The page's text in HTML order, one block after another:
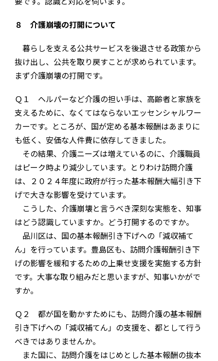
８ 介護崩壊の打開について
暮らしを支える公共サービスを後退させる政策から
抜け出し、公共を取り戻すことが求められています。
まず介護崩壊の打開です。
Ｑ１ ヘルパーなど介護の担い手は、高齢者と家族を
支えるために、なくてはならないエッセンシャルワー
カーです。ところが、国が定める基本報酬はあまりに
も低く、安価な人件費に依存してきました。
その結果、介護ニーズは増えているのに、介護職員
はピーク時より減少しています。とりわけ訪問介護
は、２０２４年度に政府が行った基本報酬大幅引き下
げで大きな影響を受けています。
こうした、介護崩壊と言うべき深刻な実態を、知事
はどう認識していますか。どう打開するのですか。
品川区は、国の基本報酬引き下げへの「減収補て
ん」を行っています。豊島区も、訪問介護報酬引き下
げの影響を緩和するための上乗せ支援を実施する方針
です。大事な取り組みだと思いますが、知事いかがで
すか。
Ｑ２ 都が国を動かすためにも、訪問介護の基本報酬
引き下げへの「減収補てん」の支援を、都として行う
べきではありませんか。
また国に、訪問介護をはじめとした基本報酬の抜本